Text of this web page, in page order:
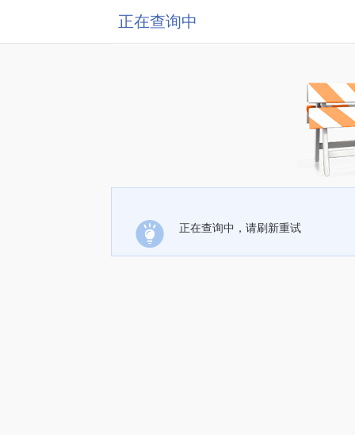
正在查询中
正在查询中，请刷新重试